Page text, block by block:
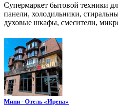
Супермаркет бытовой техники
панели, холодильники,
духовые шкафы, смесители,
Мини - Отель «Ирена»